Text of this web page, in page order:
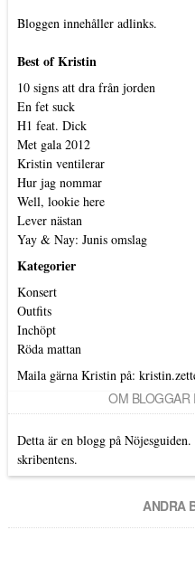
Bloggen innehåller adlinks.
Best of Kristin
10 signs att dra från jorden
En fet suck
H1 feat. Dick
Met gala 2012
Kristin ventilerar
Hur jag nommar
Well, lookie here
Lever nästan
Yay & Nay: Junis omslag
Kategorier
Konsert
Outfits
Inchöpt
Röda mattan
Maila gärna Kristin på:
OM BLOGGAR
Detta är en blogg på
skribentens.
ANDRA